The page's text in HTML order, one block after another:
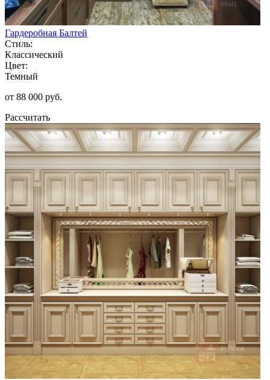
Гардеробная Балтей
Стиль:
Классический
Цвет:
Темный
от 88 000 руб.
Рассчитать